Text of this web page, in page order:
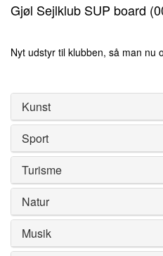
seconds
seconds
Gjøl Sejlklub SUP board
Nyt udstyr til klubben, så man nu
of
seconds
Kunst
Sport
Turisme
Natur
Musik